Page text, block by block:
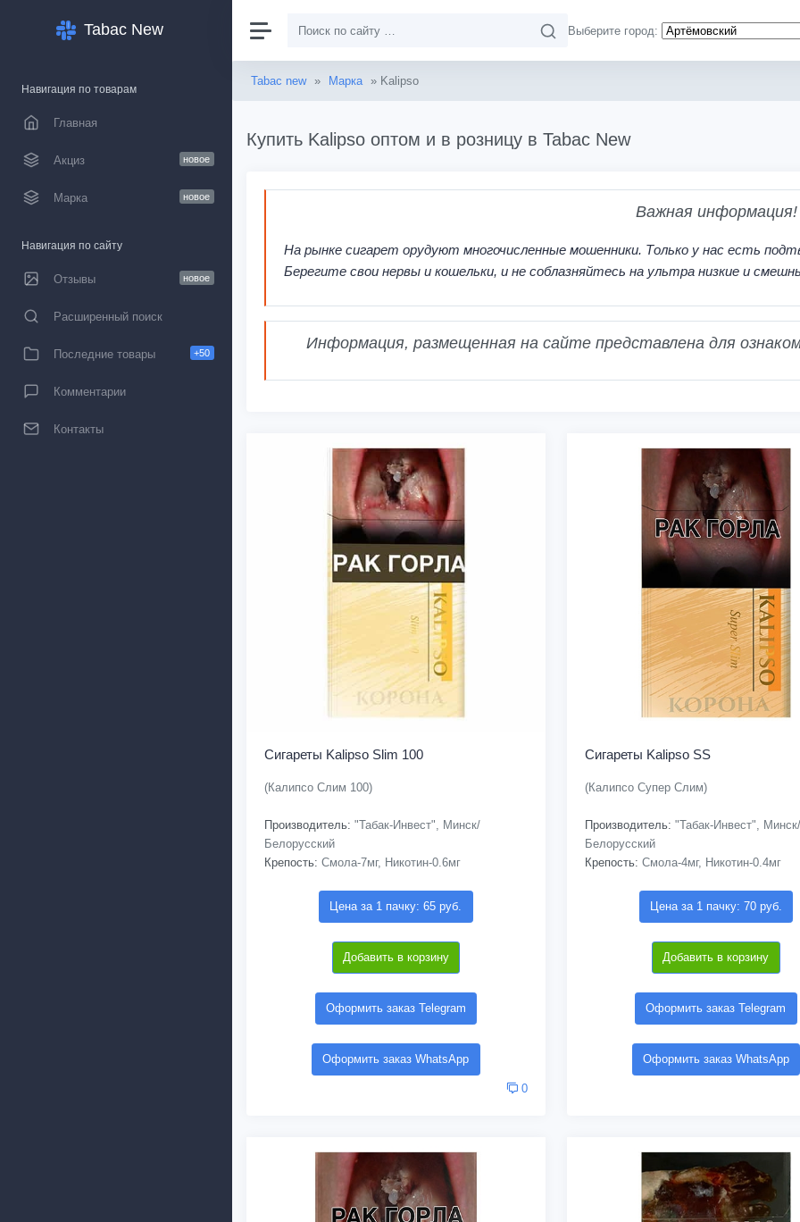
Tabac New
Навигация по товарам
Главная
Акциз новое
Марка новое
Навигация по сайту
Отзывы новое
Расширенный поиск
Последние товары +50
Комментарии
Контакты
Выберите город:
Tabac new » Марка » Kalipso
Купить Kalipso оптом и в розницу в Tabac New
Важная информация!
На рынке сигарет орудуют многочисленные мошенники. Только у нас есть
Берегите свои нервы и кошельки, и не соблазняйтесь на ультра низкие и
Информация, размещенная на сайте представлена для
Сигареты Kalipso Slim 100
(Калипсо Слим 100)
Производитель: "Табак-Инвест", Минск/
Белорусский
Крепость: Смола-7мг, Никотин-0.6мг
Цена за 1 пачку: 65 руб.
Добавить в корзину
Оформить заказ Telegram
Оформить заказ WhatsApp
0
Сигареты Kalipso SS
(Калипсо Супер Слим)
Производитель: "Табак-Инвест", Минск/
Белорусский
Крепость: Смола-4мг, Никотин-0.4мг
Цена за 1 пачку: 70 руб.
Добавить в корзину
Оформить заказ Telegram
Оформить заказ WhatsApp